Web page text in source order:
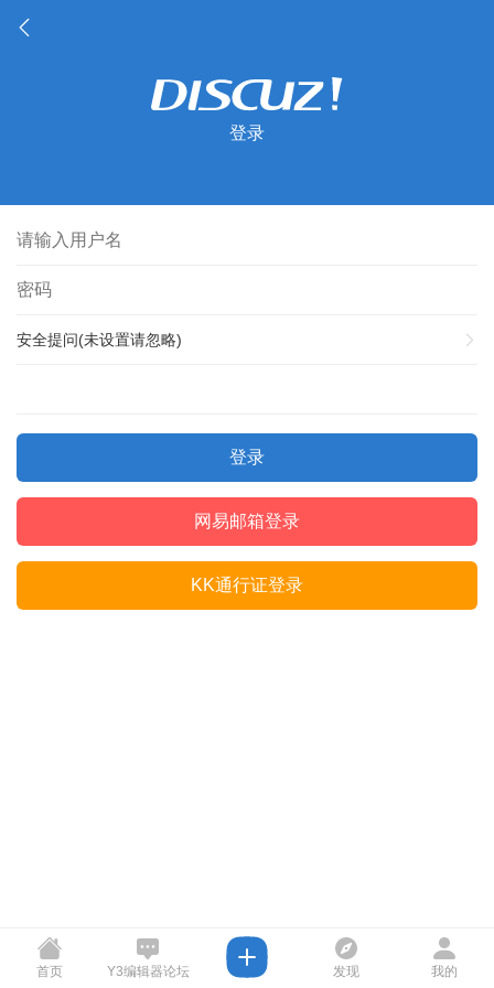
登录
安全提问(未设置请忽略)
登录
网易邮箱登录
KK通行证登录
首页 Y3编辑器论坛 发现 我的